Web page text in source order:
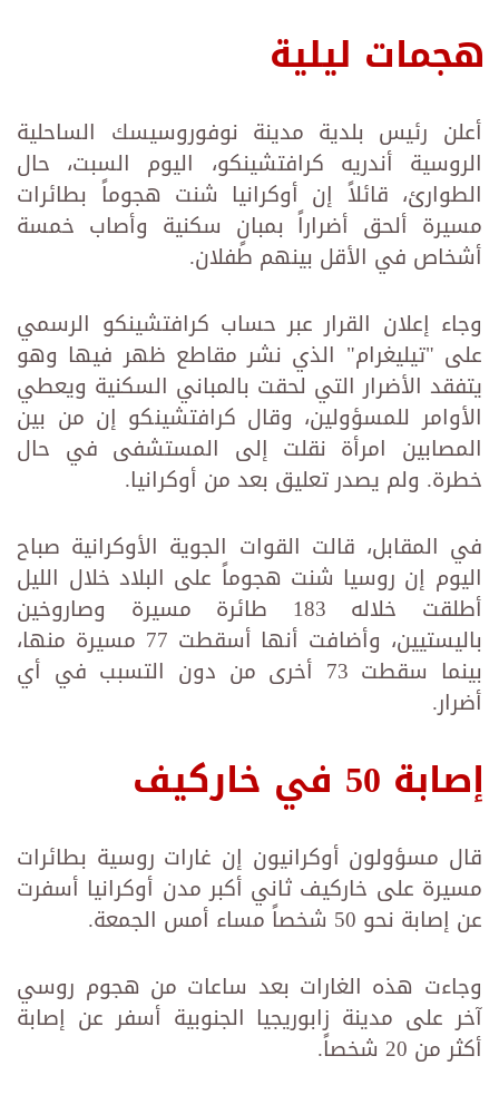
هجمات ليلية
أعلن رئيس بلدية مدينة نوفوروسيسك الساحلية
الروسية أندريه كرافتشينكو، اليوم السبت، حال
الطوارئ، قائلاً إن أوكرانيا شنت هجوماً بطائرات
مسيرة ألحق أضراراً بمبانٍ سكنية وأصاب خمسة
أشخاص في الأقل بينهم طفلان.
وجاء إعلان القرار عبر حساب كرافتشينكو الرسمي
على "تيليغرام" الذي نشر مقاطع ظهر فيها وهو
يتفقد الأضرار التي لحقت بالمباني السكنية ويعطي
الأوامر للمسؤولين، وقال كرافتشينكو إن من بين
المصابين امرأة نقلت إلى المستشفى في حال
خطرة. ولم يصدر تعليق بعد من أوكرانيا.
في المقابل، قالت القوات الجوية الأوكرانية صباح
اليوم إن روسيا شنت هجوماً على البلاد خلال الليل
أطلقت خلاله 183 طائرة مسيرة وصاروخين
باليستيين، وأضافت أنها أسقطت 77 مسيرة منها،
بينما سقطت 73 أخرى من دون التسبب في أي
أضرار.
إصابة 50 في خاركيف
قال مسؤولون أوكرانيون إن غارات روسية بطائرات
مسيرة على خاركيف ثاني أكبر مدن أوكرانيا أسفرت
عن إصابة نحو 50 شخصاً مساء أمس الجمعة.
وجاءت هذه الغارات بعد ساعات من هجوم روسي
آخر على مدينة زابوريجيا الجنوبية أسفر عن إصابة
أكثر من 20 شخصاً.